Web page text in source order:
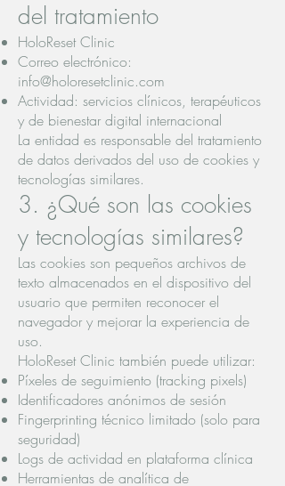
del tratamiento
HoloReset Clinic
Correo electrónico:
info@holoresetclinic.com
Actividad: servicios clínicos, terapéuticos
y de bienestar digital internacional
La entidad es responsable del tratamiento
de datos derivados del uso de cookies y
tecnologías similares.
3. ¿Qué son las cookies
y tecnologías similares?
Las cookies son pequeños archivos de
texto almacenados en el dispositivo del
usuario que permiten reconocer el
navegador y mejorar la experiencia de
uso.
HoloReset Clinic también puede utilizar:
Píxeles de seguimiento (tracking pixels)
Identificadores anónimos de sesión
Fingerprinting técnico limitado (solo para
seguridad)
Logs de actividad en plataforma clínica
Herramientas de analítica de